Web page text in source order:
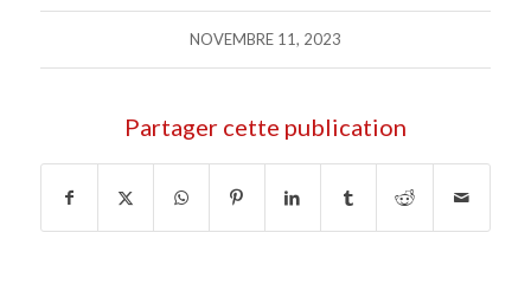
NOVEMBRE 11, 2023
Partager cette publication